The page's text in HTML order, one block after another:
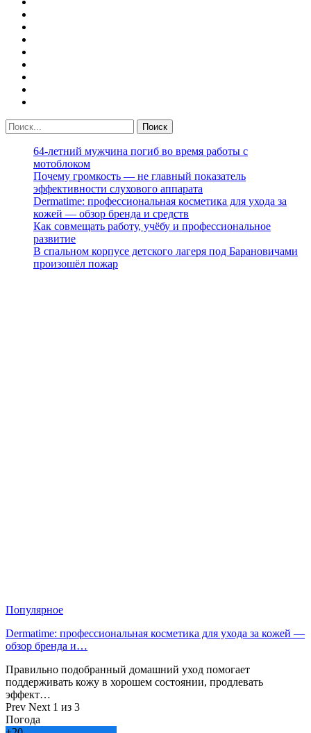
64-летний мужчина погиб во время работы с
мотоблоком
Почему громкость — не главный показатель
эффективности слухового аппарата
Dermatime: профессиональная косметика для ухода за
кожей — обзор бренда и средств
Как совмещать работу, учёбу и профессиональное
развитие
В спальном корпусе детского лагеря под Барановичами
произошёл пожар
Популярное
Dermatime: профессиональная косметика для ухода за кожей —
обзор бренда и…
Правильно подобранный домашний уход помогает
поддерживать кожу в хорошем состоянии, продлевать
эффект…
Prev Next 1 из 3
Погода